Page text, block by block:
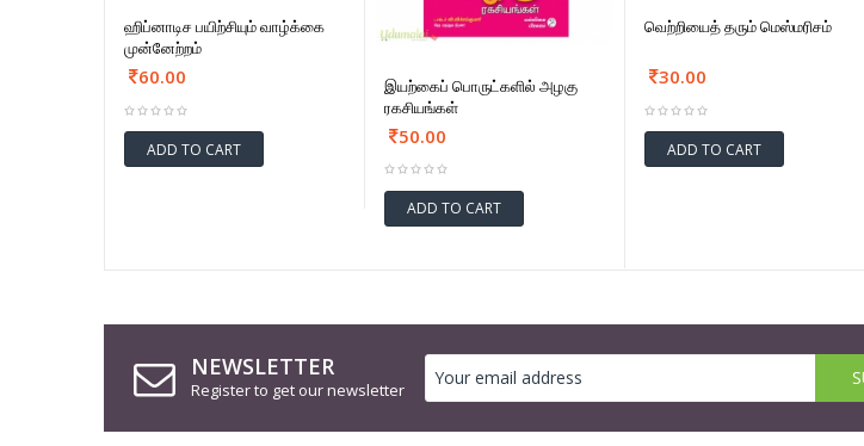
ஹிப்னாடிச பயிற்சியும் வாழ்க்கை
முன்னேற்றம்
60.00
ADD TO CART
இயற்கைப் பொருட்களில் அழகு
ரகசியங்கள்
50.00
ADD TO CART
வெற்றியைத் தரும் மெஸ்மரிசம்
30.00
ADD TO CART
NEWSLETTER
Register to get our newsletter